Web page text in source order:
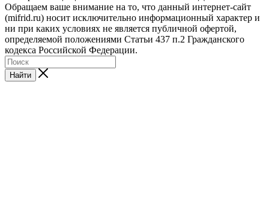
Обращаем ваше внимание на то, что данный интернет-сайт
(mifrid.ru) носит исключительно информационный характер и
ни при каких условиях не является публичной офертой,
определяемой положениями Статьи 437 п.2 Гражданского
кодекса Российской Федерации.
Найти